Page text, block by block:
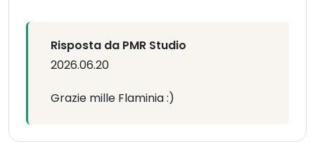
Risposta da PMR Studio
2026.06.20
Grazie mille Flaminia :)